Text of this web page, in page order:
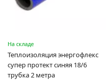
На складе
Теплоизоляция энергофлекс
супер протект синяя 18/6
трубка 2 метра